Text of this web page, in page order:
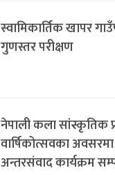
स्वामिकार्तिक खापर
गुणस्तर परीक्षण
नेपाली कला सांस्कृतिक
वार्षिकोत्सवका
अन्तरसंवाद कार्यक्रम